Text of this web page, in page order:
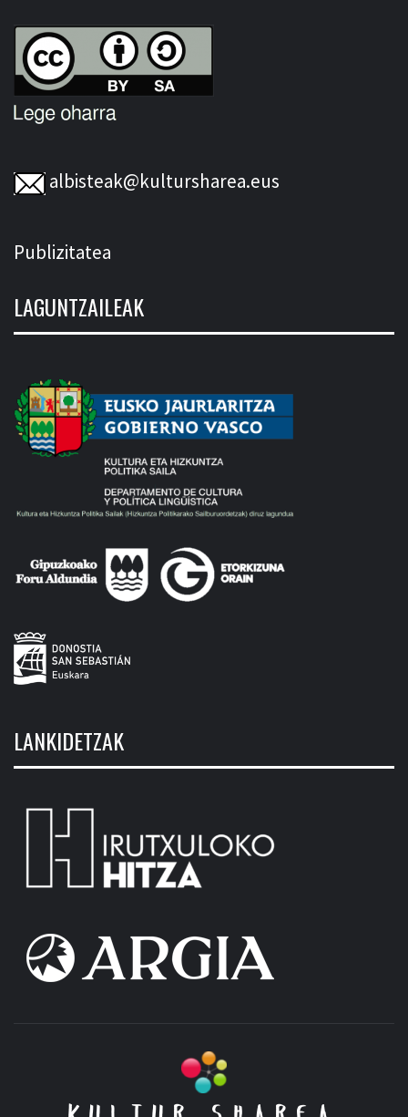
albisteak@kultursharea.eus
Publizitatea
LAGUNTZAILEAK
LANKIDETZAK